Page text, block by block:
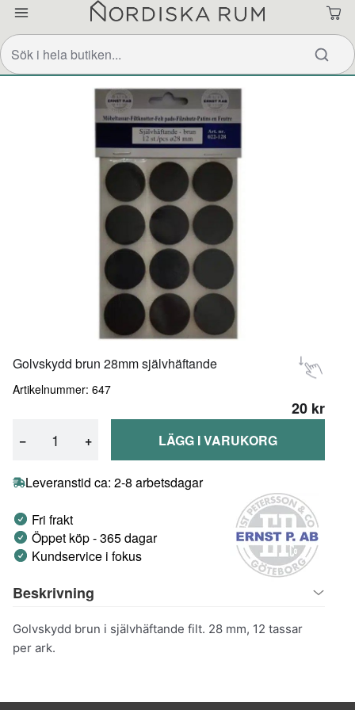
Golvskydd brun 28mm självhäftande
Artikelnummer: 647
20 kr
− + LÄGG I VARUKORG
Leveranstid ca: 2-8 arbetsdagar
Fri frakt
Öppet köp - 365 dagar
Kundservice i fokus
Beskrivning
Golvskydd brun i självhäftande filt. 28 mm, 12 tassar
per ark.